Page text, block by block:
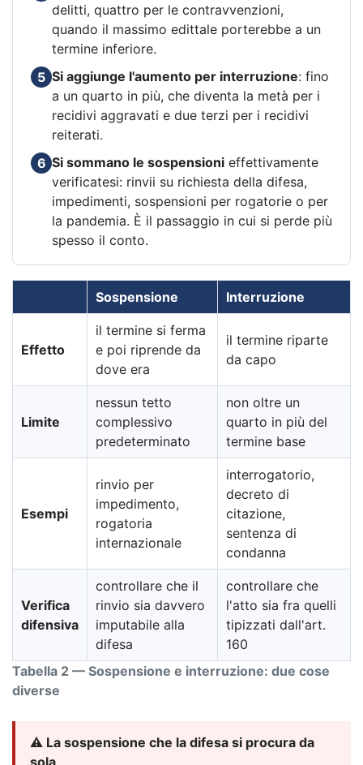
delitti, quattro per le contravvenzioni,
quando il massimo edittale porterebbe a un
termine inferiore.
5 Si aggiunge l'aumento per interruzione: fino
a un quarto in più, che diventa la metà per i
recidivi aggravati e due terzi per i recidivi
reiterati.
6 Si sommano le sospensioni effettivamente
verificatesi: rinvii su richiesta della difesa,
impedimenti, sospensioni per rogatorie o per
la pandemia. È il passaggio in cui si perde più
spesso il conto.
Tabella 2 — Sospensione e interruzione: due cose
diverse
Sospensione Interruzione
Effetto
il termine si ferma
e poi riprende da
dove era
il termine riparte
da capo
Limite
nessun tetto
complessivo
predeterminato
non oltre un
quarto in più del
termine base
Esempi
rinvio per
impedimento,
rogatoria
internazionale
interrogatorio,
decreto di
citazione,
sentenza di
condanna
Verifica
difensiva
controllare che il
rinvio sia davvero
imputabile alla
difesa
controllare che
l'atto sia fra quelli
tipizzati dall'art.
160
⚠️ La sospensione che la difesa si procura da
sola